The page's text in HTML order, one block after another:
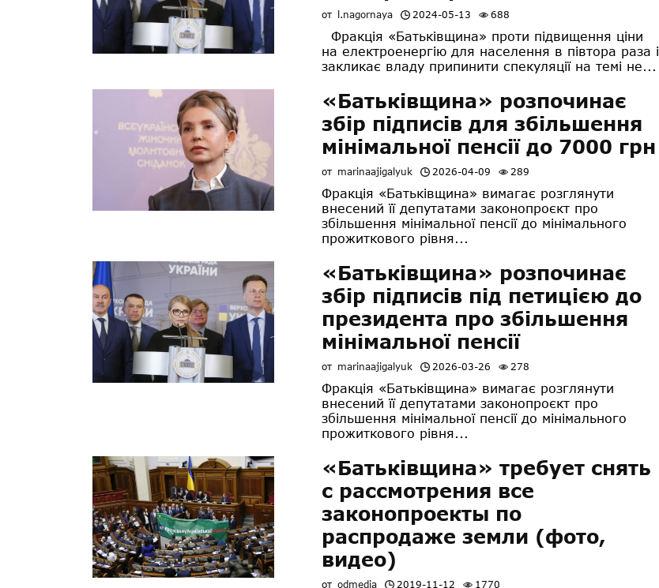
от l.nagornaya 2024-05-13 688
Фракція «Батьківщина» проти підвищення ціни
на електроенергію для населення в півтора раза і
закликає владу припинити спекуляції на темі не...
«Батьківщина» розпочинає
збір підписів для збільшення
мінімальної пенсії до 7000 грн
от marinaajigalyuk 2026-04-09 289
Фракція «Батьківщина» вимагає розглянути
внесений її депутатами законопроєкт про
збільшення мінімальної пенсії до мінімального
прожиткового рівня...
«Батьківщина» розпочинає
збір підписів під петицією до
президента про збільшення
мінімальної пенсії
от marinaajigalyuk 2026-03-26 278
Фракція «Батьківщина» вимагає розглянути
внесений її депутатами законопроєкт про
збільшення мінімальної пенсії до мінімального
прожиткового рівня...
«Батьківщина» требует снять
с рассмотрения все
законопроекты по
распродаже земли (фото,
видео)
от odmedia 2019-11-12 1770